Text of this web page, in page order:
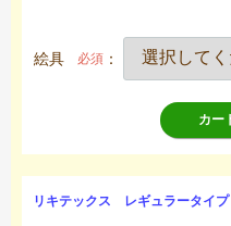
絵具 必須 ：
カー
リキテックス レギュラータイ